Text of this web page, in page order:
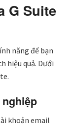
G Suite
năng để bạn
hiệu quả. Dưới
khoản email